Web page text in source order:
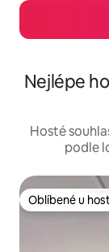
Nejlépe
Hosté
podle
Oblíbené u
Oblíbené u